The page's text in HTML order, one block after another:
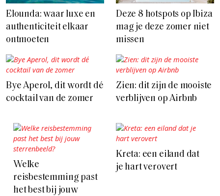
Elounda: waar luxe en
authenticiteit elkaar
ontmoeten
Deze 8 hotspots op Ibiza
mag je deze zomer niet
missen
Bye Aperol, dit wordt dé
cocktail van de zomer
Zien: dit zijn de mooiste
verblijven op Airbnb
Welke
reisbestemming past
het best bij jouw
Kreta: een eiland dat
je hart verovert